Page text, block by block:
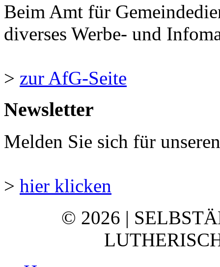
Beim Amt für
diverses Werbe- und
> zur AfG-Seite
Newsletter
Melden Sie sich für
> hier klicken
© 2026 |